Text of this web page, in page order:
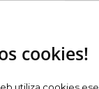
ORYZA
cookies!